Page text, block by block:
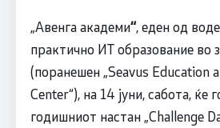
„Авенга академи“, еден од
практично ИТ образование во
(поранешен „Seavus Education
Center“), на 14 јуни, сабота, ќе
годишниот настан „Challenge